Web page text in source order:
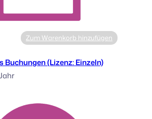
Zum Warenkorb hinzufügen
Buchungen (Lizenz: Einzeln)